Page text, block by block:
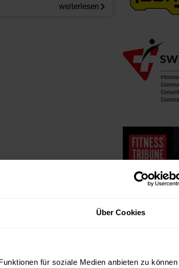
Über Cookies
für soziale Medien anbieten zu können
weiterlesen